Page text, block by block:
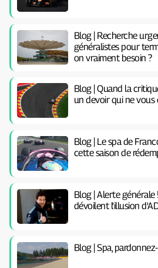
Blog | Recherche
généralistes pour
on vraiment besoin ?
Blog | Quand la
un devoir qui ne vous
Blog | Le spa de
cette saison de
Blog | Alerte
dévoilent l'illusion
Blog | Spa,